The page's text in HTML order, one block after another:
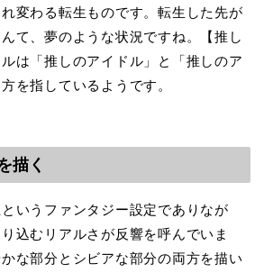
変わる転生ものです。転生した先が
んて、夢のような状況ですね。【推し
は「推しのアイドル」と「推しのア
を指しているようです。
描く
というファンタジー設定でありなが
込むリアルさが反響を呼んでいま
な部分とシビアな部分の両方を描い